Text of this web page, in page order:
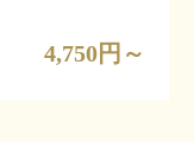
4,750円～